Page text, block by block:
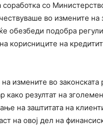
соработка со
во измените
обезбеди подобра
корисниците на
измените во
како резултат на
на заштитата на
на овој дел на